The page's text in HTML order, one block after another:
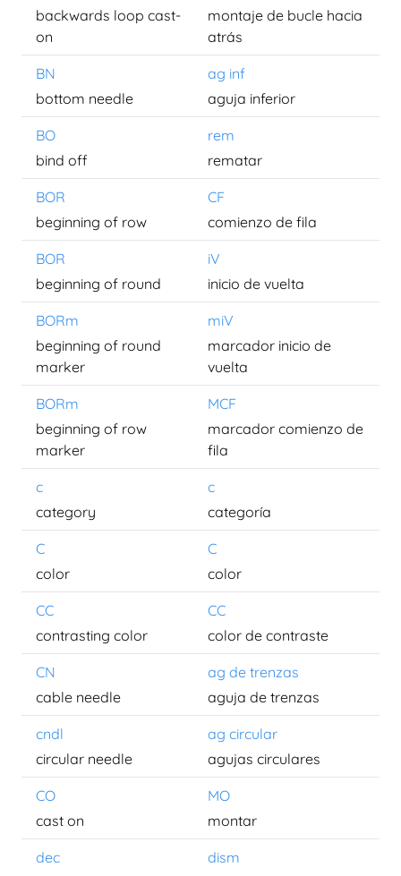
backwards loop cast-
on
montaje de bucle hacia
atrás
BN
ag inf
bottom needle
aguja inferior
BO
rem
bind off
rematar
BOR
CF
beginning of row
comienzo de fila
BOR
iV
beginning of round
inicio de vuelta
BORm
miV
beginning of round
marker
marcador inicio de
vuelta
BORm
MCF
beginning of row
marker
marcador comienzo de
fila
c
c
category
categoría
C
C
color
color
CC
CC
contrasting color
color de contraste
CN
ag de trenzas
cable needle
aguja de trenzas
cndl
ag circular
circular needle
agujas circulares
CO
MO
cast on
montar
dec
dism